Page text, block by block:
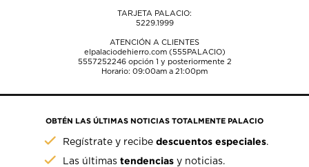
TARJETA PALACIO:
5229.1999
ATENCIÓN A CLIENTES
elpalaciodehierro.com (555PALACIO)
5557252246opción 1 y posteriormente 2
Horario: 09:00am a 21:00pm
OBTÉN LAS ÚLTIMAS NOTICIAS TOTALMENTE PALACIO
Regístrate y recibedescuentos especiales.
Las últimastendencias y noticias.